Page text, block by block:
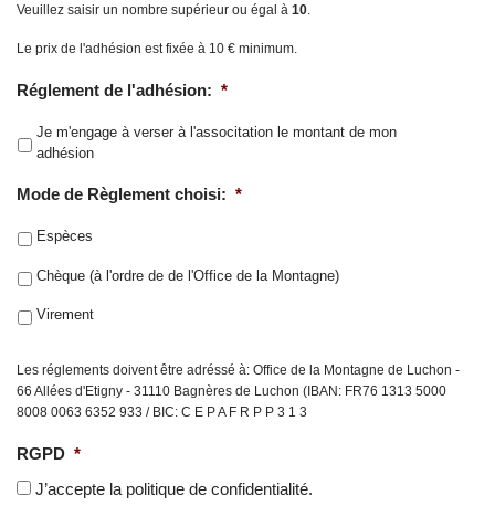
Veuillez saisir un nombre supérieur ou égal à 10.
Le prix de l'adhésion est fixée à 10 € minimum.
Réglement de l'adhésion: *
Je m'engage à verser à l'associtation le montant de mon
adhésion
Mode de Règlement choisi: *
Espèces
Chèque (à l'ordre de de l'Office de la Montagne)
Virement
Les réglements doivent être adréssé à: Office de la Montagne de Luchon -
66 Allées d'Etigny - 31110 Bagnères de Luchon (IBAN: FR76 1313 5000
8008 0063 6352 933 / BIC: C E P A F R P P 3 1 3
RGPD *
J’accepte la politique de confidentialité.